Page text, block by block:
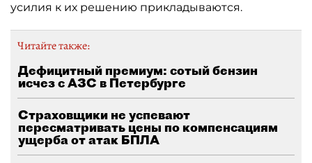
усилия к их решению прикладываются.
Читайте также:
Дефицитный премиум: сотый бензин
исчез с АЗС в Петербурге
Страховщики не успевают
пересматривать цены по компенсациям
ущерба от атак БПЛА